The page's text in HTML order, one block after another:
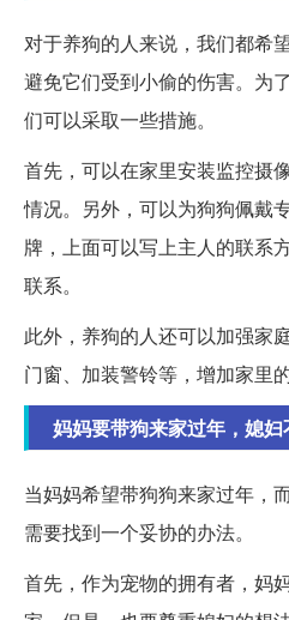
对于养狗的人来说，我们都希
避免它们受到小偷的伤害。为
们可以采取一些措施。
首先，可以在家里安装监控摄
情况。另外，可以为狗狗佩戴
牌，上面可以写上主人的联系
联系。
此外，养狗的人还可以加强家
门窗、加装警铃等，增加家里
妈妈要带狗来家过年，媳妇
当妈妈希望带狗狗来家过年，
需要找到一个妥协的办法。
首先，作为宠物的拥有者，妈